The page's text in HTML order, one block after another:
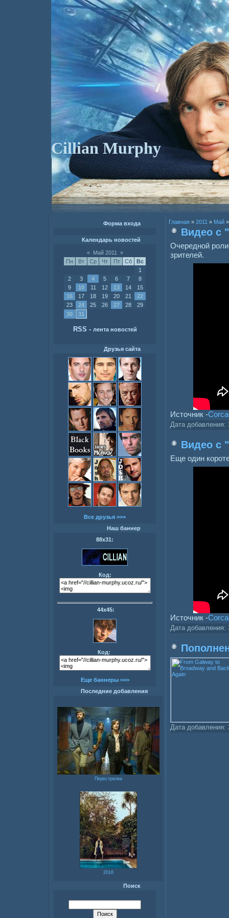
Cillian Murphy
Форма входа
Календарь новостей
« Май 2011
»
Пн
Вт Ср Чт Пт Сб
Вс
1
2
3 4 5 6 7
8
9
10 11 12 13 14
15
16
17 18 19 20 21
22
23
24 25 26 27 28
29
30
31
RSS - лента новостей
Друзья сайта
Все друзья >>>
Наш баннер
88х31:
Код:
44х45:
Код:
Еще баннеры >>>
Последние добавления
Перестрелка
2016
Поиск
Главная » 2011 » Май »
Видео с
Очередной
зрителей.
Источник -
Дата добавления:
Видео с
Еще один
Источник -
Дата добавления:
Дата добавления: